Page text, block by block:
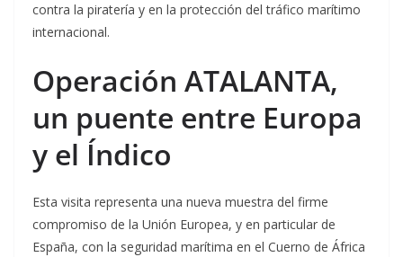
contra la piratería y en la protección del tráfico marítimo
internacional.
Operación ATALANTA,
un puente entre Europa
y el Índico
Esta visita representa una nueva muestra del firme
compromiso de la Unión Europea, y en particular de
España, con la seguridad marítima en el Cuerno de África